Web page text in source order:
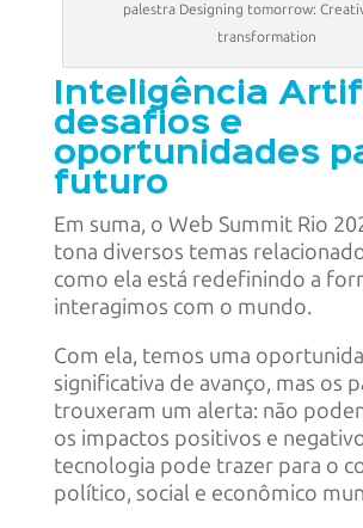
palestra Designing tomorrow:
transformation
Inteligência
desafios e
oportunidades
futuro
Em suma, o Web Summit Rio
tona diversos temas
como ela está redefinindo a
interagimos com o mundo.
Com ela, temos uma
significativa de avanço, mas os
trouxeram um alerta: não
os impactos positivos e
tecnologia pode trazer para o
político, social e econômico